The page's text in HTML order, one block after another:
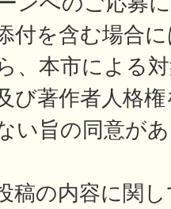
付を含む場合
、本市による
び著作者人格
い旨の同意が
稿の内容に関